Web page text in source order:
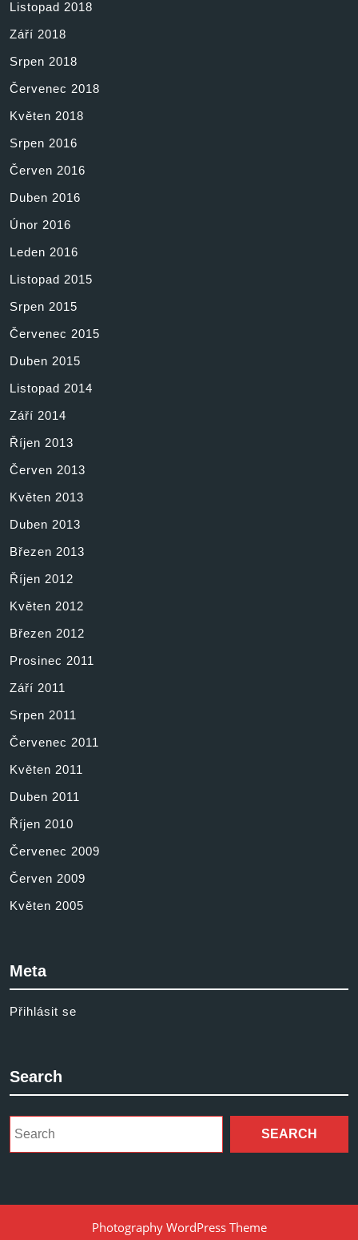
Listopad 2018
Září 2018
Srpen 2018
Červenec 2018
Květen 2018
Srpen 2016
Červen 2016
Duben 2016
Únor 2016
Leden 2016
Listopad 2015
Srpen 2015
Červenec 2015
Duben 2015
Listopad 2014
Září 2014
Říjen 2013
Červen 2013
Květen 2013
Duben 2013
Březen 2013
Říjen 2012
Květen 2012
Březen 2012
Prosinec 2011
Září 2011
Srpen 2011
Červenec 2011
Květen 2011
Duben 2011
Říjen 2010
Červenec 2009
Červen 2009
Květen 2005
Meta
Přihlásit se
Search
Photography WordPress Theme